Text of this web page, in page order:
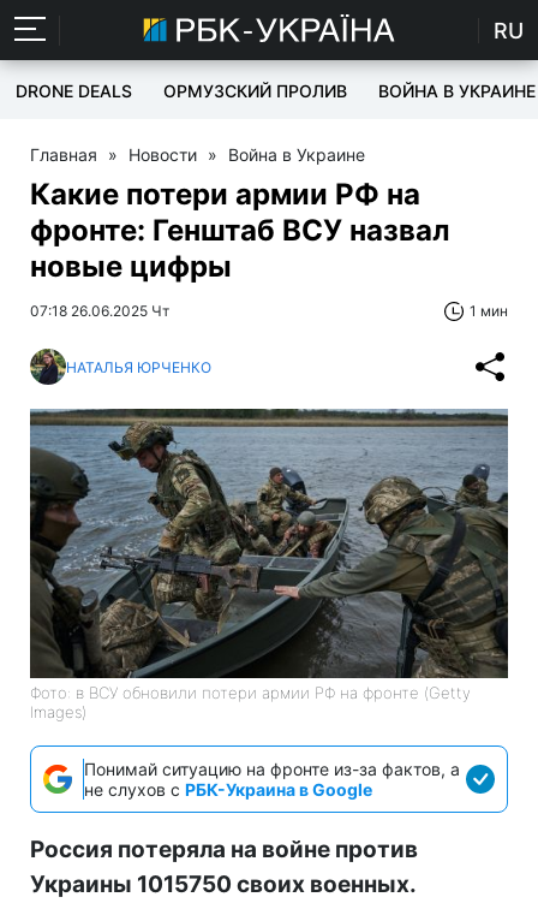
RU
DRONE DEALS ОРМУЗСКИЙ ПРОЛИВ ВОЙНА В УКРАИНЕ
Главная » Новости » Война в Украине
Какие потери армии РФ на
фронте: Генштаб ВСУ назвал
новые цифры
07:18 26.06.2025 Чт 1 мин
НАТАЛЬЯ ЮРЧЕНКО
Фото: в ВСУ обновили потери армии РФ на фронте (Getty
Images)
Понимай ситуацию на фронте из-за фактов, а
не слухов с РБК-Украина в Google
Россия потеряла на войне против
Украины 1015750 своих военных.